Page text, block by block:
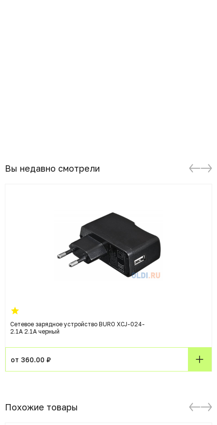
Вы недавно смотрели
Сетевое зарядное устройство BURO XCJ-024-
2.1A 2.1A черный
от 360.00 ₽
Похожие товары